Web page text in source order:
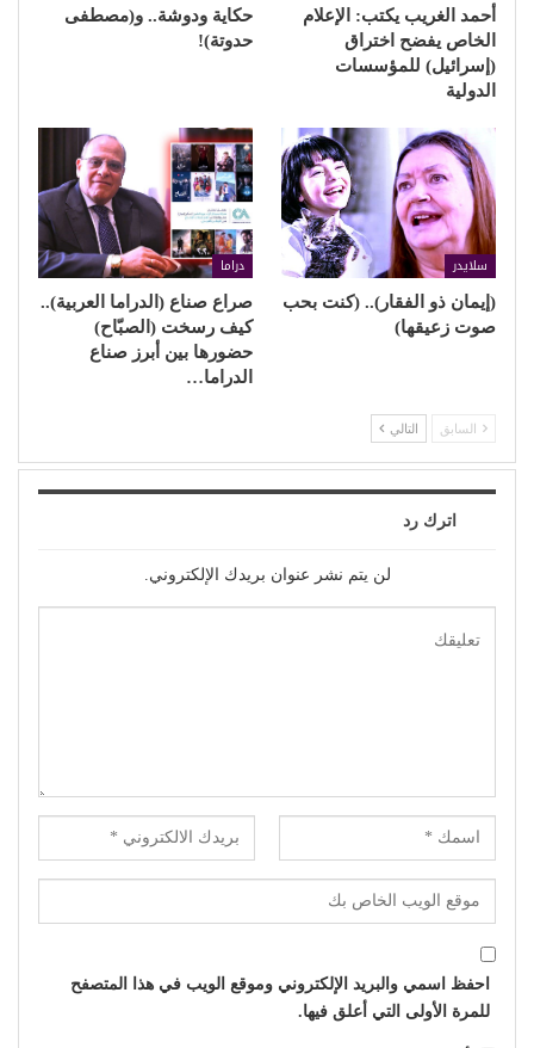
أحمد الغريب يكتب: الإعلام
الخاص يفضح اختراق
(إسرائيل) للمؤسسات
الدولية
حكاية ودوشة.. و(مصطفى
حدوتة)!
سلايدر
(إيمان ذو الفقار).. (كنت بحب
صوت زعيقها)
دراما
صراع صناع (الدراما العربية)..
كيف رسخت (الصبّاح)
حضورها بين أبرز صناع
الدراما…
السابق التالي
اترك رد
لن يتم نشر عنوان بريدك الإلكتروني.
احفظ اسمي والبريد الإلكتروني وموقع الويب في هذا المتصفح
للمرة الأولى التي أعلق فيها.